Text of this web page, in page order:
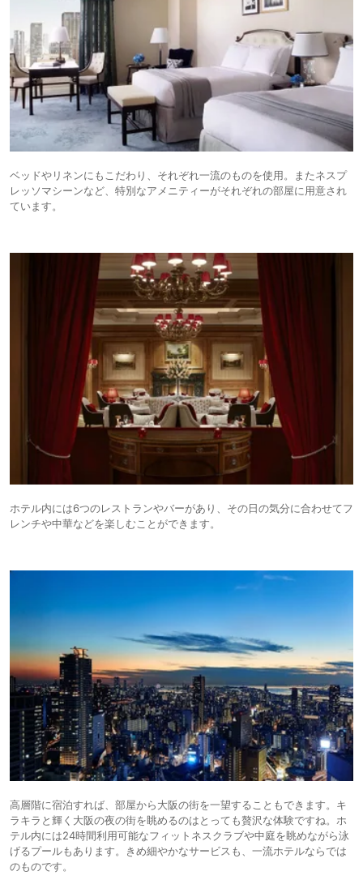
ベッドやリネンにもこだわり、それぞれ一流のものを使用。またネスプ
レッソマシーンなど、特別なアメニティーがそれぞれの部屋に用意され
ています。
ホテル内には6つのレストランやバーがあり、その日の気分に合わせてフ
レンチや中華などを楽しむことができます。
高層階に宿泊すれば、部屋から大阪の街を一望することもできます。キ
ラキラと輝く大阪の夜の街を眺めるのはとっても贅沢な体験ですね。ホ
テル内には24時間利用可能なフィットネスクラブや中庭を眺めながら泳
げるプールもあります。きめ細やかなサービスも、一流ホテルならでは
のものです。